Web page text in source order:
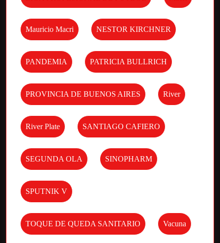
Mauricio Macri NESTOR KIRCHNER
PANDEMIA PATRICIA BULLRICH
PROVINCIA DE BUENOS AIRES River
River Plate SANTIAGO CAFIERO
SEGUNDA OLA SINOPHARM
SPUTNIK V
TOQUE DE QUEDA SANITARIO Vacuna